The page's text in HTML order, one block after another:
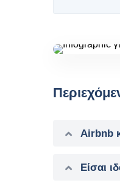
Airbnb
Είσαι